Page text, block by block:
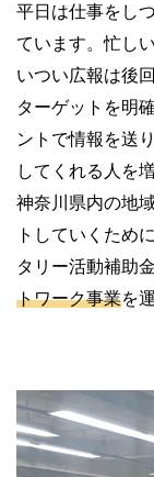
平日は仕事をし
ています。忙し
いつい広報は後
ターゲットを明
ントで情報を送
してくれる人を
神奈川県内の地
トしていくため
タリー活動補助
トワーク事業を